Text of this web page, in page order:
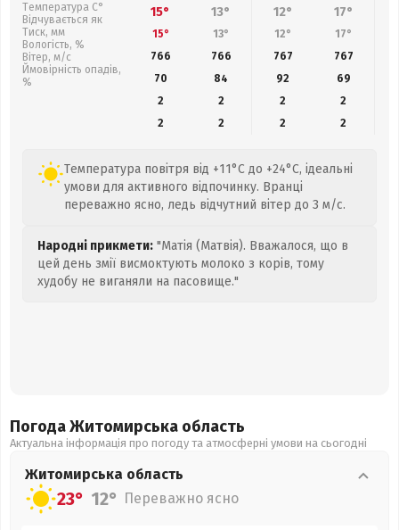
Температура С°
Відчувається як
Тиск, мм
Вологість, %
Вітер, м/с
Ймовірність опадів,
%
15° 13° 12° 17°
15° 13° 12° 17°
766
766 767 767
70
84 92
69
2
2 2
2
2
2 2 2
Температура повітря від +11°C до +24°C, ідеальні
умови для активного відпочинку. Вранці
переважно ясно, ледь відчутний вітер до 3 м/с.
Народні прикмети: "Матія (Матвія). Вважалося, що в
цей день змії висмоктують молоко з корів, тому
худобу не виганяли на пасовище."
Погода Житомирська область
Актуальна інформація про погоду та атмосферні умови на сьогодні
Житомирська область
23° 12° Переважно ясно